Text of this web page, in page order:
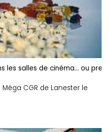
les salles de cinéma… ou
CGR de Lanester le